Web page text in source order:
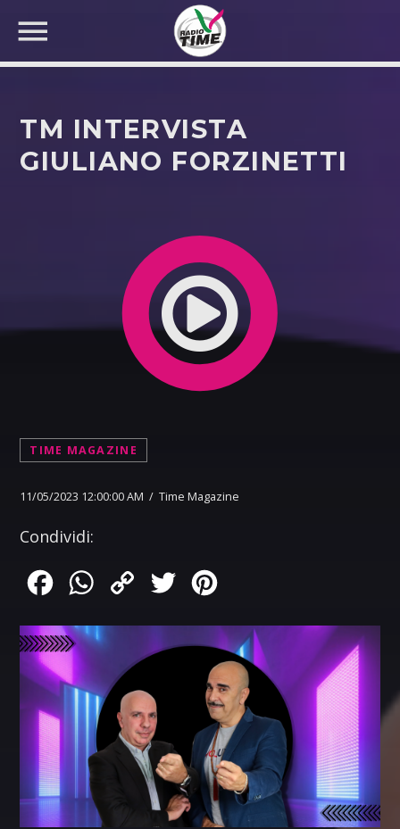
TM INTERVISTA
GIULIANO FORZINETTI
TIME MAGAZINE
11/05/2023 12:00:00 AM / Time Magazine
Condividi:
FacebookWhatsApp
Copy
Twitter